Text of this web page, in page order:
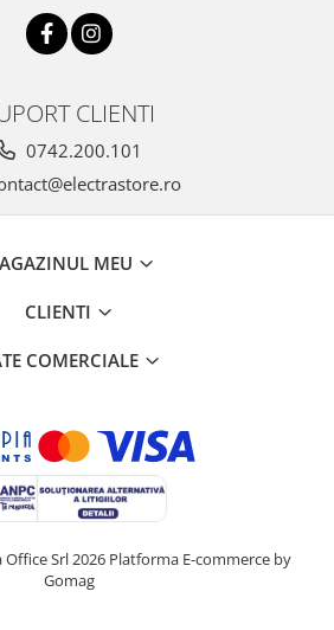
CLIENTI
0742.200.101
MEU
CLIENTI
COMERCIALE
Srl 2026 Platforma E-commerce by
Gomag